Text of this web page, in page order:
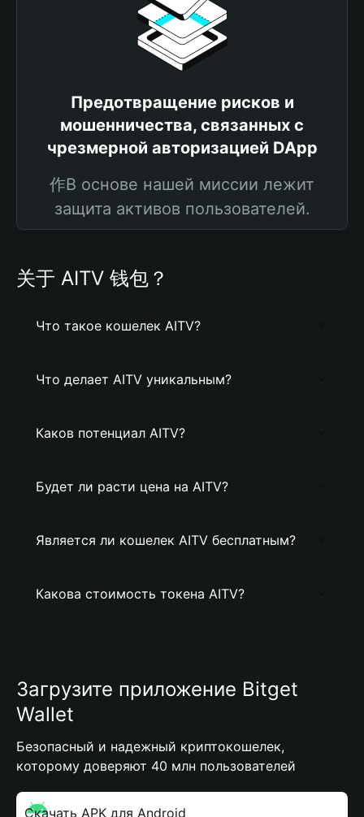
Предотвращение рисков и
мошенничества, связанных с
чрезмерной авторизацией DApp
作В основе нашей миссии лежит
защита активов пользователей.
关于 AITV 钱包？
Что такое кошелек AITV?
Что делает AITV уникальным?
Каков потенциал AITV?
Будет ли расти цена на AITV?
Является ли кошелек AITV бесплатным?
Какова стоимость токена AITV?
Загрузите приложение Bitget
Wallet
Безопасный и надежный криптокошелек,
которому доверяют 40 млн пользователей
Скачать APK для Android